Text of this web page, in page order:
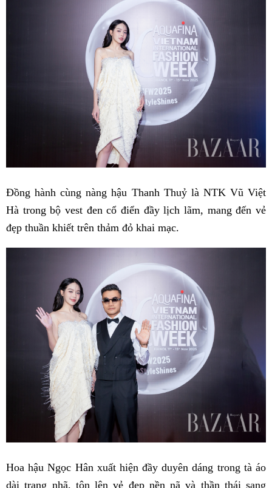
Đồng hành cùng nàng hậu Thanh Thuỷ là NTK Vũ Việt
Hà trong bộ vest đen cổ điển đầy lịch lãm, mang đến vẻ
đẹp thuần khiết trên thảm đỏ khai mạc.
Hoa hậu Ngọc Hân xuất hiện đầy duyên dáng trong tà áo
dài trang nhã, tôn lên vẻ đẹp nền nã và thần thái sang